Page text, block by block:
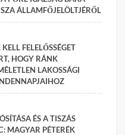
ÁLLAMFŐJELÖLTJÉRŐL
FELELŐSSÉGET
HOGY RÁNK
LAKOSSÁGI
ÉS A TISZÁS
MAGYAR PÉTERÉK